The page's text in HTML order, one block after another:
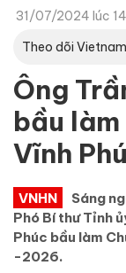
31/07/2024 lúc
Theo dõi
Ông
bầu
Vĩnh
VNHN
Sáng
Phó Bí thư Tỉnh
Phúc bầu làm
-2026.